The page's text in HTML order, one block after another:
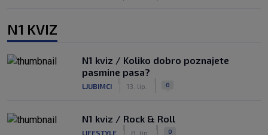
N1 KVIZ
N1 kviz / Koliko dobro poznajete
pasmine pasa?
LJUBIMCI 13. lip. 0
N1 kviz / Rock & Roll
LIFESTYLE 8. lip. 0